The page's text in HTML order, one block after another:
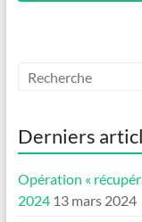
Derniers
Opération «
2024 13 mars 2024